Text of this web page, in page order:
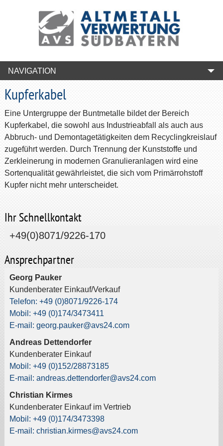
NAVIGATION
Kupferkabel
Eine Untergruppe der Buntmetalle bildet der Bereich
Kupferkabel, die sowohl aus Industrieabfall als auch aus
Abbruch- und Demontagetätigkeiten dem Recyclingkreislauf
zugeführt werden. Durch Trennung der Kunststoffe und
Zerkleinerung in modernen Granulieranlagen wird eine
Sortenqualität gewährleistet, die sich vom Primärrohstoff
Kupfer nicht mehr unterscheidet.
Ihr Schnellkontakt
+49(0)8071/9226-170
Ansprechpartner
Georg Pauker
Kundenberater Einkauf/Verkauf
Telefon: +49 (0)8071/9226-174
Mobil: +49 (0)174/3473411
E-mail: georg.pauker@avs24.com
Andreas Dettendorfer
Kundenberater Einkauf
Mobil: +49 (0)152/28873185
E-mail: andreas.dettendorfer@avs24.com
Christian Kirmes
Kundenberater Einkauf im Vertrieb
Mobil: +49 (0)174/3473398
E-mail: christian.kirmes@avs24.com